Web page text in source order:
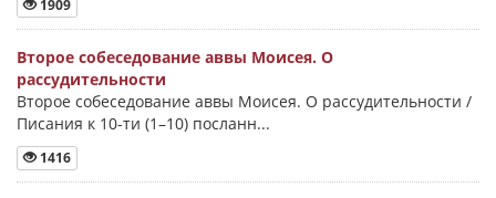
1909
Второе собеседование аввы Моисея. О
рассудительности
Второе собеседование аввы Моисея. О рассудительности /
Писания к 10-ти (1–10) посланн...
1416